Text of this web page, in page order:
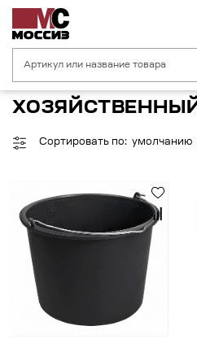
Главная страница
Сортировать по: умолчанию